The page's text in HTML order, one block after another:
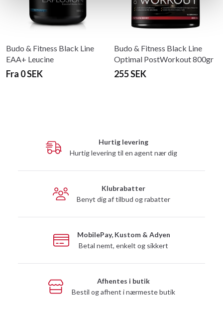
Budo & Fitness Black Line
EAA+ Leucine
Fra 0 SEK
Budo & Fitness Black Line
Optimal PostWorkout 800gr
255 SEK
Hurtig levering
Hurtig levering til en agent nær dig
Klubrabatter
Benyt dig af tilbud og rabatter
MobilePay, Kustom & Adyen
Betal nemt, enkelt og sikkert
Afhentes i butik
Bestil og afhent i nærmeste butik